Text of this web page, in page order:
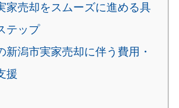
家売却をスムーズに進める具
テップ
新潟市実家売却に伴う費用・
援